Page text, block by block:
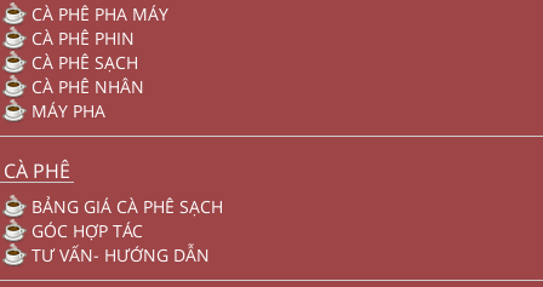
CÀ PHÊ PHA MÁY
CÀ PHÊ PHIN
CÀ PHÊ SẠCH
CÀ PHÊ NHÂN
MÁY PHA
CÀ PHÊ
BẢNG GIÁ CÀ PHÊ SẠCH
GÓC HỢP TÁC
TƯ VẤN- HƯỚNG DẪN